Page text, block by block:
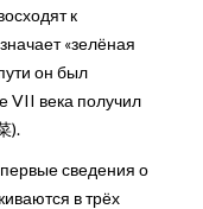
к
он был
VII века получил
).
сведения о
в трёх